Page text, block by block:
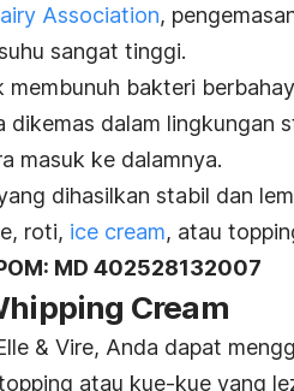
Association,
sangat tinggi.
membunuh bakteri
dikemas dalam lingkungan
masuk ke dalamnya.
dihasilkan stabil dan
roti, ice cream, atau
MD 402528132007
Cream
& Vire, Anda dapat
atau kue-kue yang